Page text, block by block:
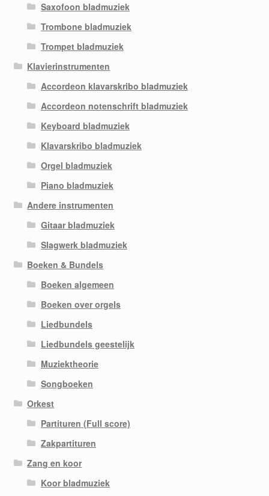
Saxofoon bladmuziek
Trombone bladmuziek
Trompet bladmuziek
Klavierinstrumenten
Accordeon klavarskribo bladmuziek
Accordeon notenschrift bladmuziek
Keyboard bladmuziek
Klavarskribo bladmuziek
Orgel bladmuziek
Piano bladmuziek
Andere instrumenten
Gitaar bladmuziek
Slagwerk bladmuziek
Boeken & Bundels
Boeken algemeen
Boeken over orgels
Liedbundels
Liedbundels geestelijk
Muziektheorie
Songboeken
Orkest
Partituren (Full score)
Zakpartituren
Zang en koor
Koor bladmuziek